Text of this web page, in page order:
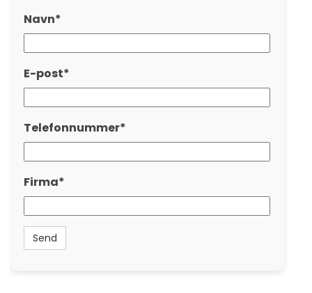
Navn*
E-post*
Telefonnummer*
Firma*
Send